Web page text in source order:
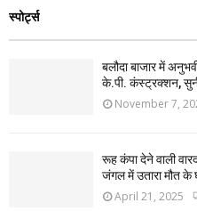
स्पोर्ट्स
बलौदा बाजार में
के.पी. कंस्ट्रक्शन,
November 7,
रूह कंपा देने वाली
जंगल में उतारा मौत के
April 21, 2025